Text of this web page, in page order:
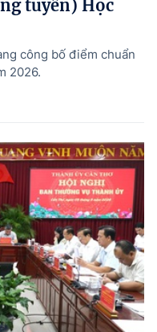
tuyển) Học
công bố điểm chuẩn
2026.